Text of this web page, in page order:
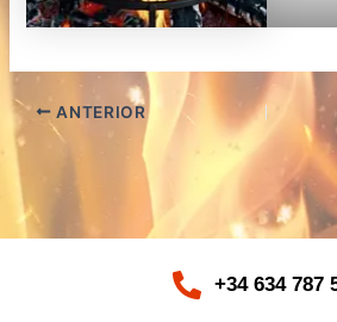
ANTERIOR
+34 634 787